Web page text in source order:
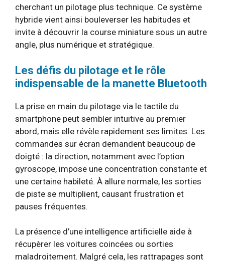
cherchant un pilotage plus technique. Ce système
hybride vient ainsi bouleverser les habitudes et
invite à découvrir la course miniature sous un autre
angle, plus numérique et stratégique.
Les défis du pilotage et le rôle
indispensable de la manette Bluetooth
La prise en main du pilotage via le tactile du
smartphone peut sembler intuitive au premier
abord, mais elle révèle rapidement ses limites. Les
commandes sur écran demandent beaucoup de
doigté : la direction, notamment avec l’option
gyroscope, impose une concentration constante et
une certaine habileté. À allure normale, les sorties
de piste se multiplient, causant frustration et
pauses fréquentes.
La présence d’une intelligence artificielle aide à
récupèrer les voitures coincées ou sorties
maladroitement. Malgré cela, les rattrapages sont